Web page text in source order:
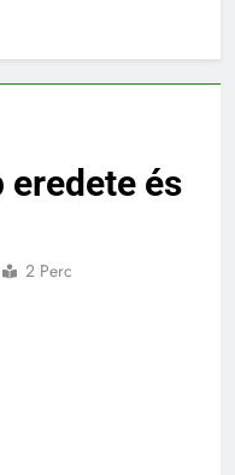
eredete és
2 Perc